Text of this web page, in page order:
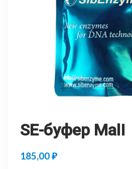
SE-буфер MalI
185,00₽